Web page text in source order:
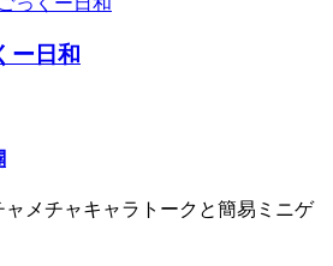
ー日和
メチャキャラトークと簡易ミニゲ